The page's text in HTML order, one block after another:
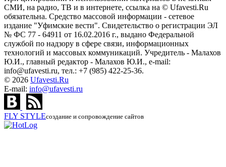
СМИ, на радио, ТВ и в интернете, ссылка на © Ufavesti.Ru
обязательна. Средство массовой информации - сетевое
издание "Уфимские вести". Свидетельство о регистрации ЭЛ
№ ФС 77 - 64911 от 16.02.2016 г., выдано Федеральной
службой по надзору в сфере связи, информационных
технологий и массовых коммуникаций. Учредитель - Малахов
Ю.И., главный редактор - Малахов Ю.И., e-mail:
info@ufavesti.ru, тел.: +7 (985) 422-25-36.
© 2026 Ufavesti.Ru
E-mail: info@ufavesti.ru
FLY STYLEсоздание и сопровождение сайтов